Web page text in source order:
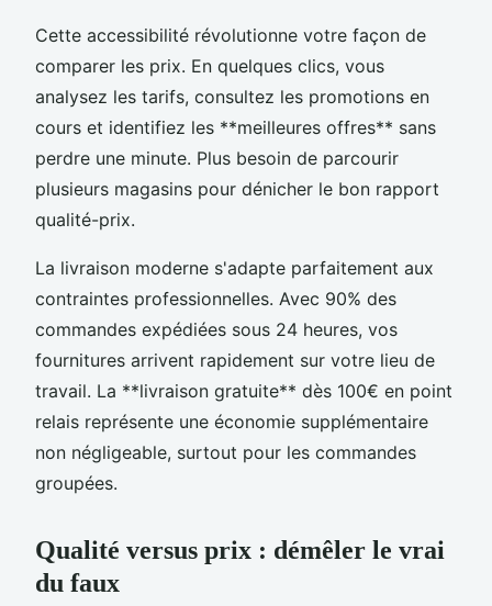
Cette accessibilité révolutionne votre façon de
comparer les prix. En quelques clics, vous
analysez les tarifs, consultez les promotions en
cours et identifiez les **meilleures offres** sans
perdre une minute. Plus besoin de parcourir
plusieurs magasins pour dénicher le bon rapport
qualité-prix.
La livraison moderne s'adapte parfaitement aux
contraintes professionnelles. Avec 90% des
commandes expédiées sous 24 heures, vos
fournitures arrivent rapidement sur votre lieu de
travail. La **livraison gratuite** dès 100€ en point
relais représente une économie supplémentaire
non négligeable, surtout pour les commandes
groupées.
Qualité versus prix : démêler le vrai
du faux